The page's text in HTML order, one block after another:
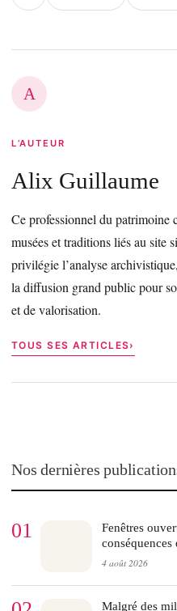
A
L’AUTEUR
Alix Guillaume
Ce professionnel du patrimoine
musées et traditions liés au site
privilégie l’analyse
la diffusion grand public pour
et de valorisation.
TOUS SES ARTICLES
Nos dernières
01
Fenêtres
conséquences
4 août 2026
Malgré des